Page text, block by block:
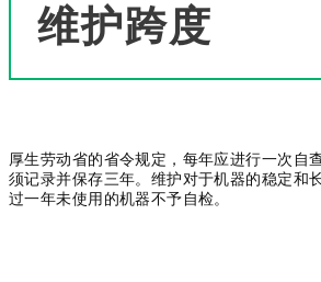
维护跨度
厚生劳动省的省令规定，每年应进行一次自查
须记录并保存三年。 维护对于机器的稳定和
过一年未使用的机器不予自检。